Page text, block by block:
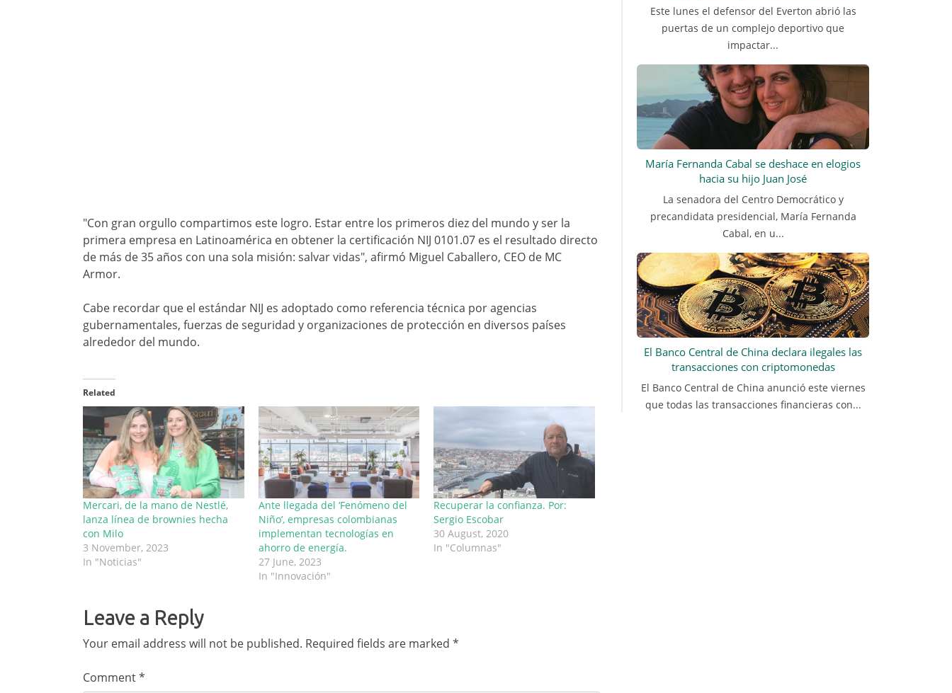
"Con gran orgullo compartimos este logro. Estar entre los primeros diez del mundo y ser la
primera empresa en Latinoamérica en obtener la certificación NIJ 0101.07 es el resultado directo
de más de 35 años con una sola misión: salvar vidas", afirmó Miguel Caballero, CEO de MC
Armor.
Cabe recordar que el estándar NIJ es adoptado como referencia técnica por agencias
gubernamentales, fuerzas de seguridad y organizaciones de protección en diversos países
alrededor del mundo.
Related
Mercari, de la mano de Nestlé,
lanza línea de brownies hecha
con Milo
3 November, 2023
In "Noticias"
Ante llegada del ‘Fenómeno del
Niño’, empresas colombianas
implementan tecnologías en
ahorro de energía.
27 June, 2023
In "Innovación"
Recuperar la confianza. Por:
Sergio Escobar
30 August, 2020
In "Columnas"
Leave a Reply
Your email address will not be published. Required fields are marked *
Comment*
Este lunes el defensor del Everton abrió las
puertas de un complejo deportivo que
impactar...
María Fernanda Cabal se deshace en elogios
hacia su hijo Juan José
La senadora del Centro Democrático y
precandidata presidencial, María Fernanda
Cabal, en u...
El Banco Central de China declara ilegales las
transacciones con criptomonedas
El Banco Central de China anunció este viernes
que todas las transacciones financieras con...